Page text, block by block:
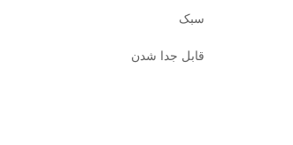
سبک
قابل جدا شدن